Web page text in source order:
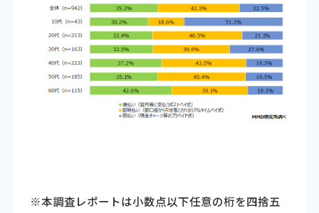
※本調査レポートは小数点以下任意の桁を四捨五